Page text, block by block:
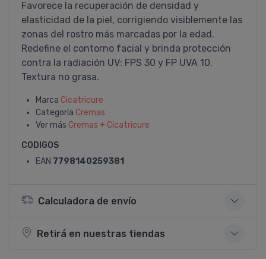
Favorece la recuperación de densidad y
elasticidad de la piel, corrigiendo visiblemente las
zonas del rostro más marcadas por la edad.
Redefine el contorno facial y brinda protección
contra la radiación UV: FPS 30 y FP UVA 10.
Textura no grasa.
Marca Cicatricure
Categoría Cremas
Ver más Cremas + Cicatricure
CODIGOS
EAN 7798140259381
Calculadora de envío
Retirá en nuestras tiendas